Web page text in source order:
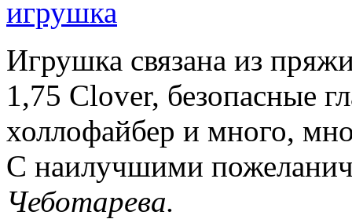
Игрушка связана из
1,75 Clover, безопасные
холлофайбер и много,
С наилучшими
Чеботарева.